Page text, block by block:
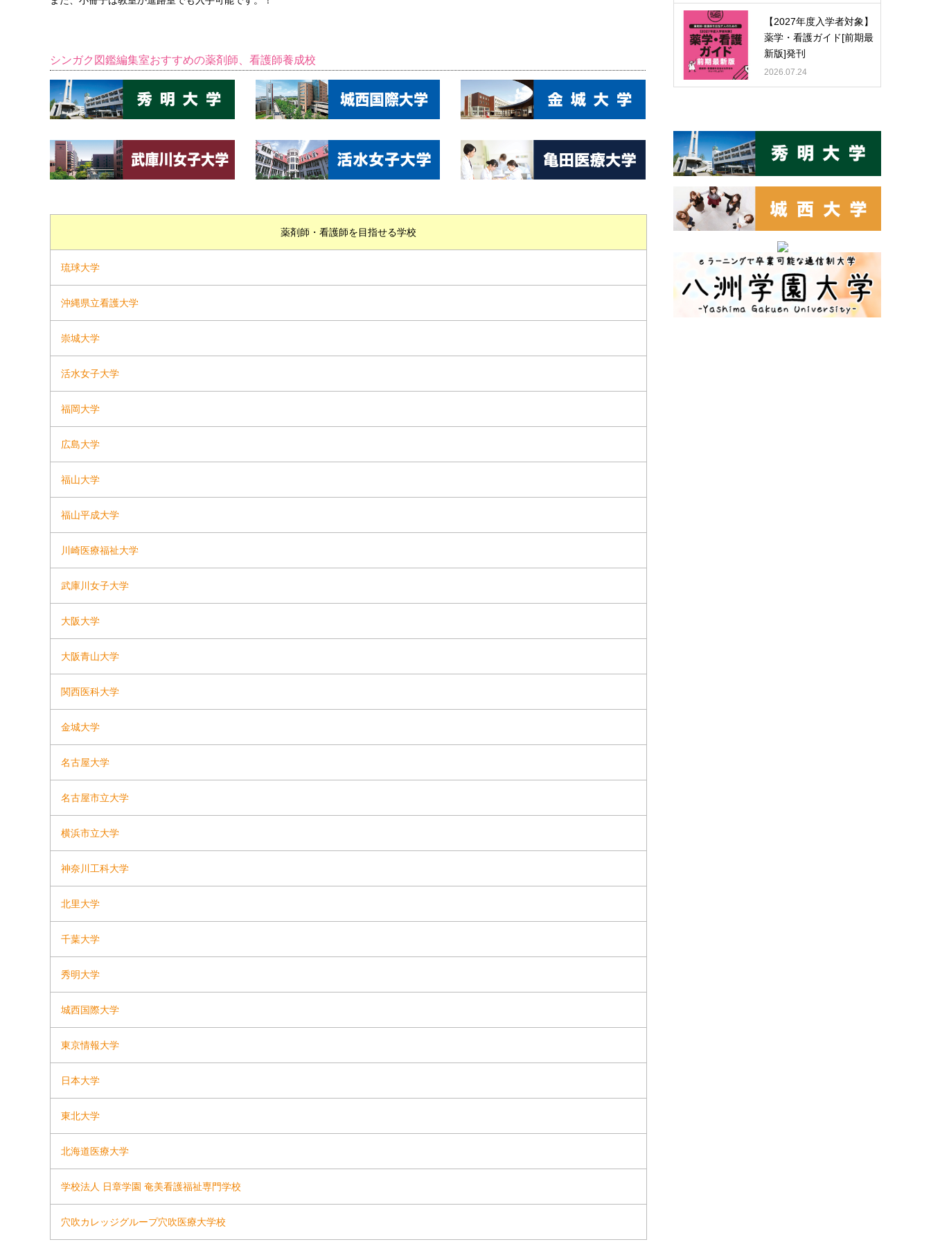
シンガク図鑑編集室おすすめの薬剤師、看護師養成校
薬剤師・看護師を目指せる学校
琉球大学
沖縄県立看護大学
崇城大学
活水女子大学
福岡大学
広島大学
福山大学
福山平成大学
川崎医療福祉大学
武庫川女子大学
大阪大学
大阪青山大学
関西医科大学
金城大学
名古屋大学
名古屋市立大学
横浜市立大学
神奈川工科大学
北里大学
千葉大学
秀明大学
城西国際大学
東京情報大学
日本大学
東北大学
北海道医療大学
学校法人 日章学園 奄美看護福祉専門学校
穴吹カレッジグループ穴吹医療大学校
【2027年度入学者対象】
薬学・看護ガイド[前期最
新版]発刊
2026.07.24